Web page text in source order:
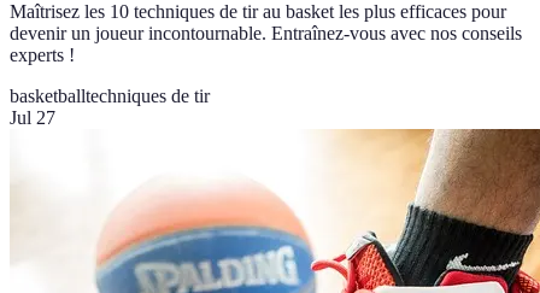
Maîtrisez les 10 techniques de tir au basket les plus efficaces pour
devenir un joueur incontournable. Entraînez-vous avec nos conseils
experts !
basketballtechniques de tir
Jul 27